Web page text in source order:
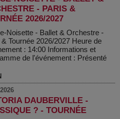
- PARIS &
2026/2027
Noisette - Ballet & Orchestre -
Tournée 2026/2027 Heure de
: 14:00 Informations et
de l'événement : Présenté
DAUBERVILLE -
? - TOURNÉE